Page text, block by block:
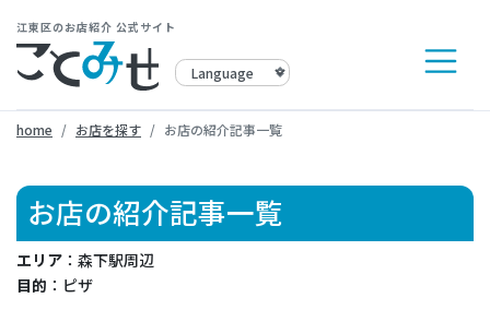
江東区のお店紹介 公式サイト
home お店を探す お店の紹介記事一覧
お店の紹介記事一覧
エリア ：森下駅周辺
目的 ：ピザ